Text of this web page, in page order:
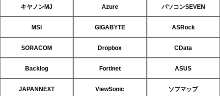
キヤノンMJ Azure パソコンSEVEN
MSI GIGABYTE ASRock
SORACOM Dropbox CData
Backlog Fortinet ASUS
JAPANNEXT ViewSonic ソフマップ